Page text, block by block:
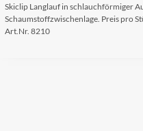
Skiclip Langlauf in schlauchförmiger
Schaumstoffzwischenlage. Preis pro
Art.Nr. 8210